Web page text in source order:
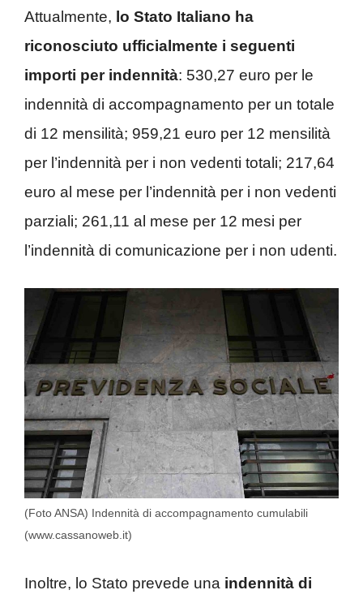
Attualmente, lo Stato Italiano ha
riconosciuto ufficialmente i seguenti
importi per indennità: 530,27 euro per le
indennità di accompagnamento per un totale
di 12 mensilità; 959,21 euro per 12 mensilità
per l’indennità per i non vedenti totali; 217,64
euro al mese per l’indennità per i non vedenti
parziali; 261,11 al mese per 12 mesi per
l’indennità di comunicazione per i non udenti.
(Foto ANSA) Indennità di accompagnamento cumulabili
(www.cassanoweb.it)
Inoltre, lo Stato prevede una indennità di